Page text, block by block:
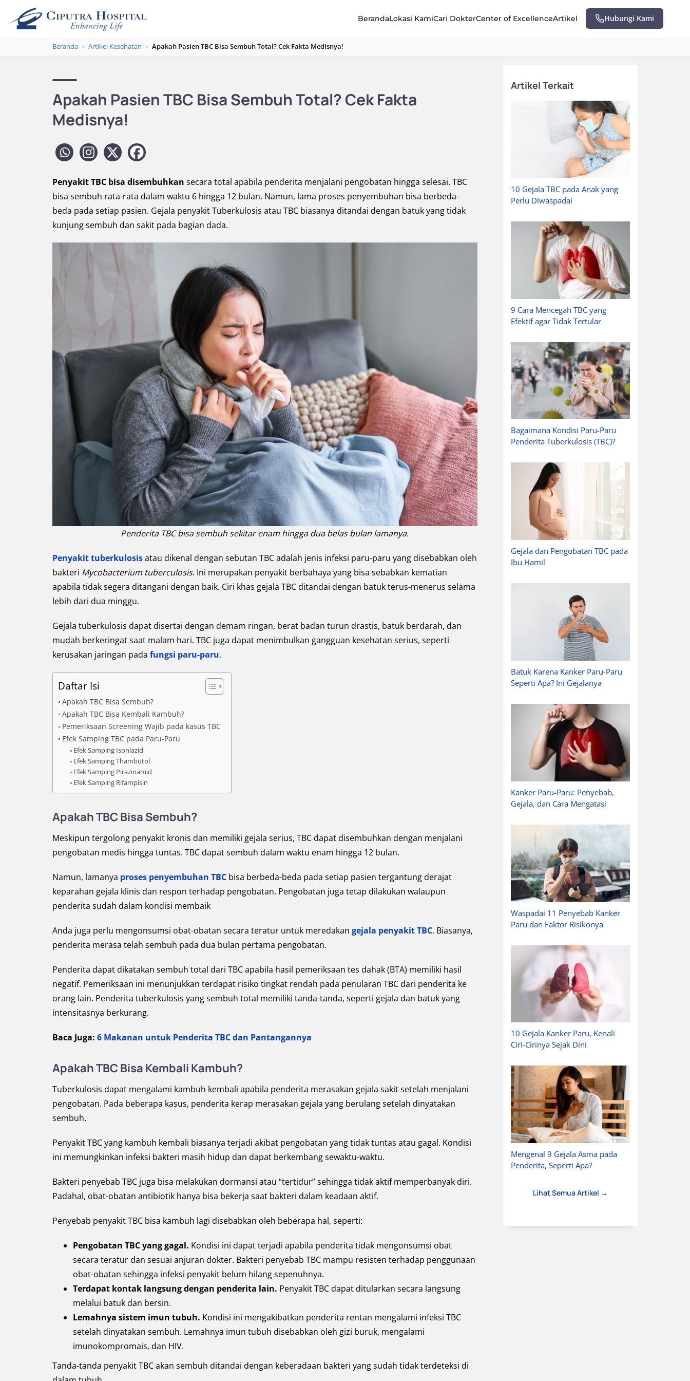
BerandaLokasi KamiCari DokterCenter of ExcellenceArtikel Hubungi Kami
Beranda › Artikel Kesehatan › Apakah Pasien TBC Bisa Sembuh Total? Cek Fakta Medisnya!
Apakah Pasien TBC Bisa Sembuh Total? Cek Fakta
Medisnya!
Penyakit TBC bisa disembuhkan secara total apabila penderita menjalani pengobatan hingga selesai. TBC
bisa sembuh rata-rata dalam waktu 6 hingga 12 bulan. Namun, lama proses penyembuhan bisa berbeda-
beda pada setiap pasien. Gejala penyakit Tuberkulosis atau TBC biasanya ditandai dengan batuk yang tidak
kunjung sembuh dan sakit pada bagian dada.
Penderita TBC bisa sembuh sekitar enam hingga dua belas bulan lamanya.
Penyakit tuberkulosisatau dikenal dengan sebutan TBC adalah jenis infeksi paru-paru yang disebabkan oleh
bakteri Mycobacterium tuberculosis. Ini merupakan penyakit berbahaya yang bisa sebabkan kematian
apabila tidak segera ditangani dengan baik. Ciri khas gejala TBC ditandai dengan batuk terus-menerus selama
lebih dari dua minggu.
Gejala tuberkulosis dapat disertai dengan demam ringan, berat badan turun drastis, batuk berdarah, dan
mudah berkeringat saat malam hari. TBC juga dapat menimbulkan gangguan kesehatan serius, seperti
kerusakan jaringan pada fungsi paru-paru.
Daftar Isi
Apakah TBC Bisa Sembuh?
Apakah TBC Bisa Kembali Kambuh?
Pemeriksaan Screening Wajib pada kasus TBC
Efek Samping TBC pada Paru-Paru
Efek Samping Isoniazid
Efek Samping Thambutol
Efek Samping Pirazinamid
Efek Samping Rifampisin
Apakah TBC Bisa Sembuh?
Meskipun tergolong penyakit kronis dan memiliki gejala serius, TBC dapat disembuhkan dengan menjalani
pengobatan medis hingga tuntas. TBC dapat sembuh dalam waktu enam hingga 12 bulan.
Namun, lamanya proses penyembuhan TBC bisa berbeda-beda pada setiap pasien tergantung derajat
keparahan gejala klinis dan respon terhadap pengobatan. Pengobatan juga tetap dilakukan walaupun
penderita sudah dalam kondisi membaik
Anda juga perlu mengonsumsi obat-obatan secara teratur untuk meredakan gejala penyakit TBC. Biasanya,
penderita merasa telah sembuh pada dua bulan pertama pengobatan.
Penderita dapat dikatakan sembuh total dari TBC apabila hasil pemeriksaan tes dahak (BTA) memiliki hasil
negatif. Pemeriksaan ini menunjukkan terdapat risiko tingkat rendah pada penularan TBC dari penderita ke
orang lain. Penderita tuberkulosis yang sembuh total memiliki tanda-tanda, seperti gejala dan batuk yang
intensitasnya berkurang.
Baca Juga: 6 Makanan untuk Penderita TBC dan Pantangannya
Apakah TBC Bisa Kembali Kambuh?
Tuberkulosis dapat mengalami kambuh kembali apabila penderita merasakan gejala sakit setelah menjalani
pengobatan. Pada beberapa kasus, penderita kerap merasakan gejala yang berulang setelah dinyatakan
sembuh.
Penyakit TBC yang kambuh kembali biasanya terjadi akibat pengobatan yang tidak tuntas atau gagal. Kondisi
ini memungkinkan infeksi bakteri masih hidup dan dapat berkembang sewaktu-waktu.
Bakteri penyebab TBC juga bisa melakukan dormansi atau “tertidur” sehingga tidak aktif memperbanyak diri.
Padahal, obat-obatan antibiotik hanya bisa bekerja saat bakteri dalam keadaan aktif.
Penyebab penyakit TBC bisa kambuh lagi disebabkan oleh beberapa hal, seperti:
Pengobatan TBC yang gagal. Kondisi ini dapat terjadi apabila penderita tidak mengonsumsi obat
secara teratur dan sesuai anjuran dokter. Bakteri penyebab TBC mampu resisten terhadap penggunaan
obat-obatan sehingga infeksi penyakit belum hilang sepenuhnya.
Terdapat kontak langsung dengan penderita lain. Penyakit TBC dapat ditularkan secara langsung
melalui batuk dan bersin.
Lemahnya sistem imun tubuh. Kondisi ini mengakibatkan penderita rentan mengalami infeksi TBC
setelah dinyatakan sembuh. Lemahnya imun tubuh disebabkan oleh gizi buruk, mengalami
imunokompromais, dan HIV.
Tanda-tanda penyakit TBC akan sembuh ditandai dengan keberadaan bakteri yang sudah tidak terdeteksi di
Artikel Terkait
10 Gejala TBC pada Anak yang
Perlu Diwaspadai
9 Cara Mencegah TBC yang
Efektif agar Tidak Tertular
Bagaimana Kondisi Paru-Paru
Penderita Tuberkulosis (TBC)?
Gejala dan Pengobatan TBC pada
Ibu Hamil
Batuk Karena Kanker Paru-Paru
Seperti Apa? Ini Gejalanya
Kanker Paru-Paru: Penyebab,
Gejala, dan Cara Mengatasi
Waspadai 11 Penyebab Kanker
Paru dan Faktor Risikonya
10 Gejala Kanker Paru, Kenali
Ciri-Cirinya Sejak Dini
Mengenal 9 Gejala Asma pada
Penderita, Seperti Apa?
Lihat Semua Artikel →